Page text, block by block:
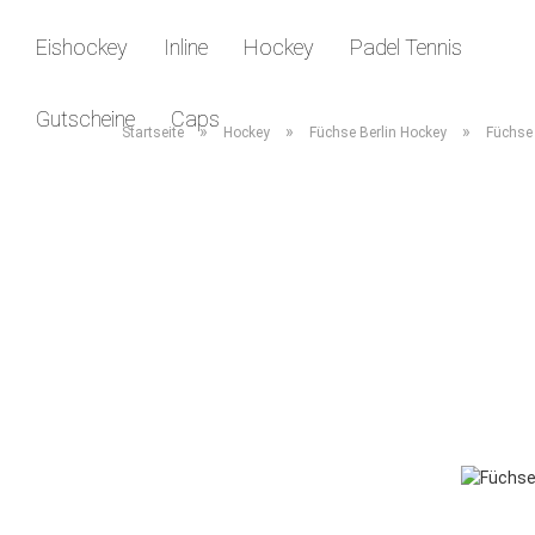
Eishockey Inline Hockey Padel Tennis
Gutscheine Caps
Startseite » Hockey » Füchse Berlin Hockey »